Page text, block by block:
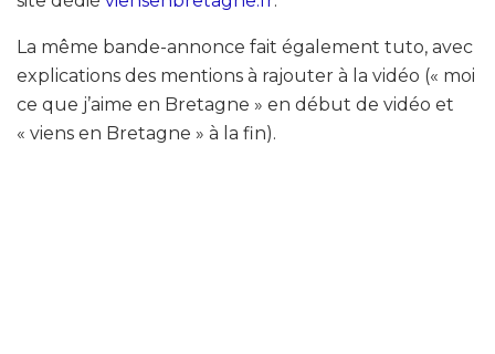
La même bande-annonce fait également tuto, avec
explications des mentions à rajouter à la vidéo (« moi
ce que j’aime en Bretagne » en début de vidéo et
« viens en Bretagne » à la fin).